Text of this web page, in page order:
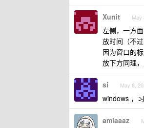
Xunit May
左侧，一方
放时间（不
因为窗口的
放下方同理
si May 8,
windows ，
amiaaaz